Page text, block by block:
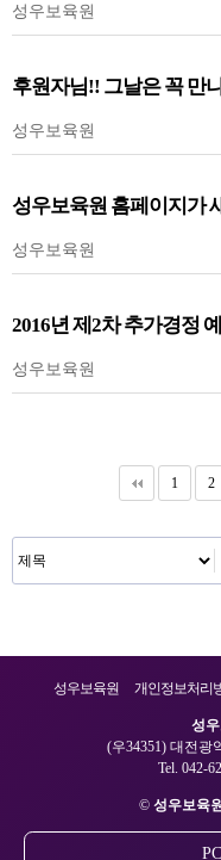
성우보육원
후원자님!! 그날은 꼭 만
성우보육원
성우보육원 홈페이지가
성우보육원
2016년 제2차 추가경정
성우보육원
1 2
성우보육원 개인정보처리
성
(우34351) 대전광
Tel. 042-
© 성우보육